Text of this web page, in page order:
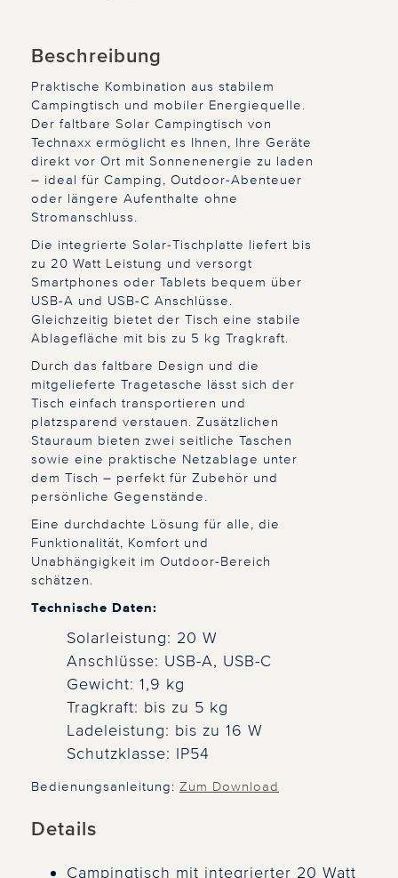
Beschreibung
Praktische Kombination aus stabilem
Campingtisch und mobiler Energiequelle.
Der faltbare Solar Campingtisch von
Technaxx ermöglicht es Ihnen, Ihre Geräte
direkt vor Ort mit Sonnenenergie zu laden
– ideal für Camping, Outdoor-Abenteuer
oder längere Aufenthalte ohne
Stromanschluss.
Die integrierte Solar-Tischplatte liefert bis
zu 20 Watt Leistung und versorgt
Smartphones oder Tablets bequem über
USB-A und USB-C Anschlüsse.
Gleichzeitig bietet der Tisch eine stabile
Ablagefläche mit bis zu 5 kg Tragkraft.
Durch das faltbare Design und die
mitgelieferte Tragetasche lässt sich der
Tisch einfach transportieren und
platzsparend verstauen. Zusätzlichen
Stauraum bieten zwei seitliche Taschen
sowie eine praktische Netzablage unter
dem Tisch – perfekt für Zubehör und
persönliche Gegenstände.
Eine durchdachte Lösung für alle, die
Funktionalität, Komfort und
Unabhängigkeit im Outdoor-Bereich
schätzen.
Technische Daten:
Solarleistung: 20 W
Anschlüsse: USB-A, USB-C
Gewicht: 1,9 kg
Tragkraft: bis zu 5 kg
Ladeleistung: bis zu 16 W
Schutzklasse: IP54
Bedienungsanleitung: Zum Download
Details
Campingtisch mit integrierter 20 Watt